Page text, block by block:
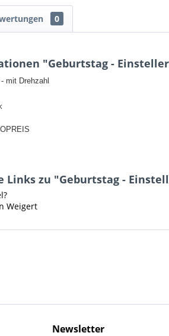
0
"Geburtstag -
mit Drehzahl
Links zu "Geburtstag -
Weigert
Newsletter